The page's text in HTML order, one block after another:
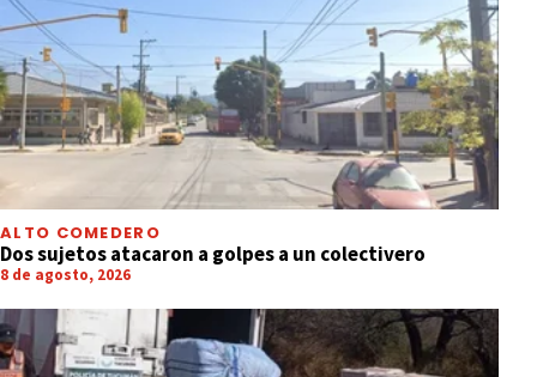
ALTO COMEDERO
Dos sujetos atacaron a golpes a un colectivero
8 de agosto, 2026